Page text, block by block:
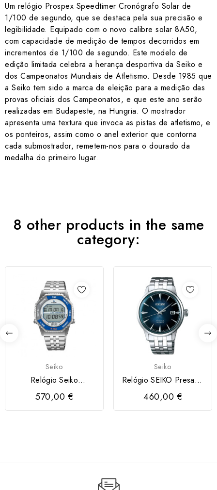
Um relógio Prospex Speedtimer Cronógrafo Solar de
1/100 de segundo, que se destaca pela sua precisão e
legibilidade. Equipado com o novo calibre solar 8A50,
com capacidade de medição de tempos decorridos em
incrementos de 1/100 de segundo. Este modelo de
edição limitada celebra a herança desportiva da Seiko e
dos Campeonatos Mundiais de Atletismo. Desde 1985 que
a Seiko tem sido a marca de eleição para a medição das
provas oficiais dos Campeonatos, e que este ano serão
realizadas em Budapeste, na Hungria. O mostrador
apresenta uma textura que invoca as pistas de atletismo, e
os ponteiros, assim como o anel exterior que contorna
cada submostrador, remetem-nos para o dourado da
medalha do primeiro lugar.
8 other products in the same
category:
Seiko
Relógio Seiko
ROTOCALL
570,00 €
Seiko
Relógio SEIKO Presage
Cocktail Time
460,00 €